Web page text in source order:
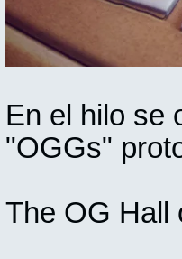
En el hilo se
"OGGs"
The OG Hall